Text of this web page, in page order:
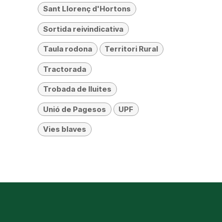
Sant Llorenç d'Hortons
Sortida reivindicativa
Taula rodona Territori Rural
Tractorada
Trobada de lluites
Unió de Pagesos UPF
Vies blaves